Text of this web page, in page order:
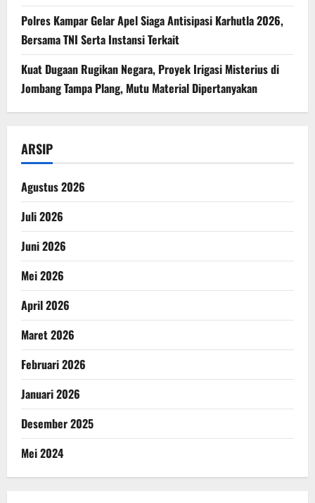
Polres Kampar Gelar Apel Siaga Antisipasi Karhutla 2026,
Bersama TNI Serta Instansi Terkait
Kuat Dugaan Rugikan Negara, ​Proyek Irigasi Misterius di
Jombang Tampa Plang, Mutu Material Dipertanyakan
ARSIP
Agustus 2026
Juli 2026
Juni 2026
Mei 2026
April 2026
Maret 2026
Februari 2026
Januari 2026
Desember 2025
Mei 2024